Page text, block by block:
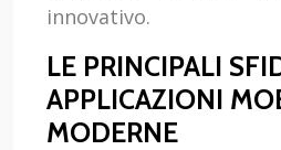
innovativo.
LE PRINCIPALI
APPLICAZIONI
MODERNE